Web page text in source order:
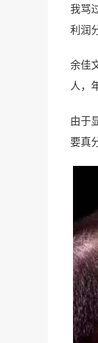
我骂
利润
余佳
人，
由于
要真